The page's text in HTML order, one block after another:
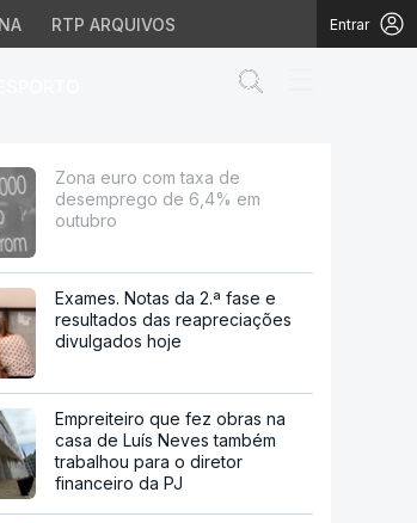
RTP ARQUIVOS Entrar
outubro
Zona euro com taxa de
desemprego de 6,4% em
outubro
Exames. Notas da 2.ª fase e
resultados das reapreciações
divulgados hoje
Empreiteiro que fez obras na
casa de Luís Neves também
trabalhou para o diretor
financeiro da PJ